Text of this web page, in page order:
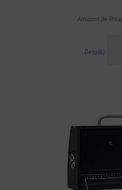
Amazon.de Price:
Details